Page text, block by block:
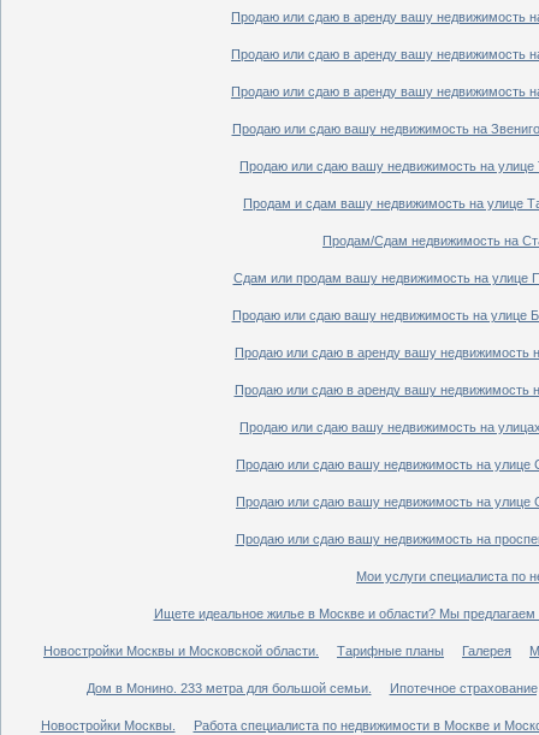
Продаю или сдаю в аренду вашу недвижимость
Продаю или сдаю в аренду вашу недвижимость
Продаю или сдаю в аренду вашу недвижимость
Продаю или сдаю вашу недвижимость на
Продаю или сдаю вашу недвижимость на улице
Продам и сдам вашу недвижимость на улице
Продам/Сдам недвижимость на
Сдам или продам вашу недвижимость на улице
Продаю или сдаю вашу недвижимость на улице
Продаю или сдаю в аренду вашу недвижимость
Продаю или сдаю в аренду вашу недвижимость
Продаю или сдаю вашу недвижимость на
Продаю или сдаю вашу недвижимость на улице
Продаю или сдаю вашу недвижимость на улице
Продаю или сдаю вашу недвижимость на
Мои услуги специалиста по
Ищете идеальное жилье в Москве и области? Мы
Новостройки Москвы и Московской области. Тарифные планы Галерея
Дом в Монино. 233 метра для большой семьи. Ипотечное
Новостройки Москвы. Работа специалиста по недвижимости в Москве и